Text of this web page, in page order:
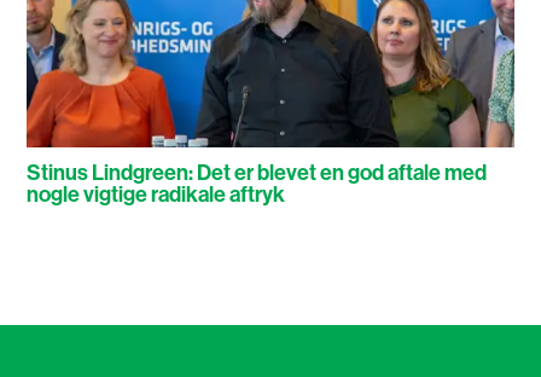
Stinus Lindgreen: Det er blevet en god aftale med
nogle vigtige radikale aftryk